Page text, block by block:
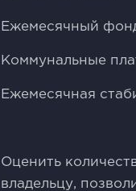
Ежемесячный
Коммунальные
Ежемесячная
Оценить
владельцу,